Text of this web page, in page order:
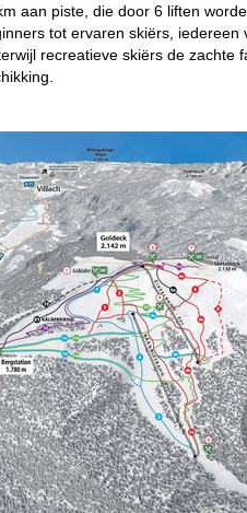
aan piste, die door 6 liften
tot ervaren skiërs,
recreatieve skiërs de zachte